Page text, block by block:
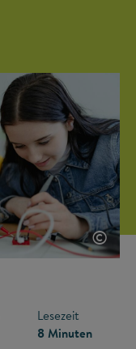
©
Lesezeit
8 Minuten